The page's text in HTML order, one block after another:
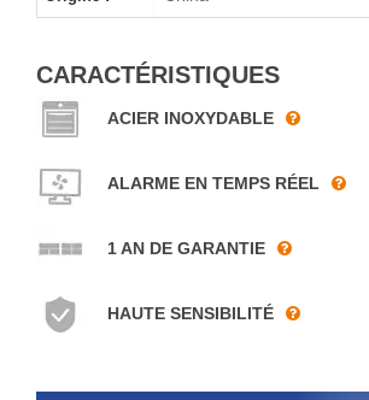
CARACTÉRISTIQUES
ACIER INOXYDABLE
ALARME EN TEMPS RÉEL
1 AN DE GARANTIE
HAUTE SENSIBILITÉ